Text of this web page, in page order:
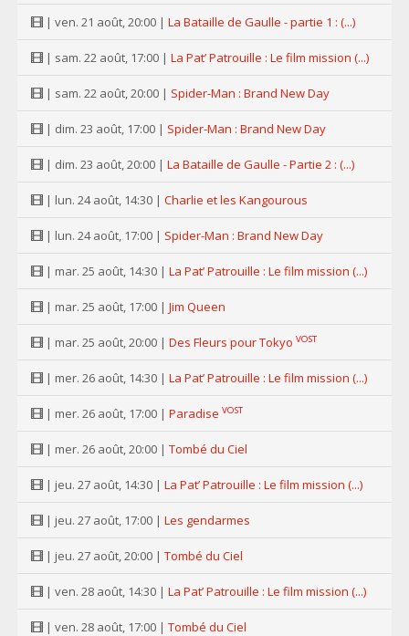
| ven. 21 août, 20:00 | La Bataille de Gaulle - partie 1 : (...)
| sam. 22 août, 17:00 | La Pat’ Patrouille : Le film mission (...)
| sam. 22 août, 20:00 | Spider-Man : Brand New Day
| dim. 23 août, 17:00 | Spider-Man : Brand New Day
| dim. 23 août, 20:00 | La Bataille de Gaulle - Partie 2 : (...)
| lun. 24 août, 14:30 | Charlie et les Kangourous
| lun. 24 août, 17:00 | Spider-Man : Brand New Day
| mar. 25 août, 14:30 | La Pat’ Patrouille : Le film mission (...)
| mar. 25 août, 17:00 | Jim Queen
| mar. 25 août, 20:00 | Des Fleurs pour Tokyo VOST
| mer. 26 août, 14:30 | La Pat’ Patrouille : Le film mission (...)
| mer. 26 août, 17:00 | Paradise VOST
| mer. 26 août, 20:00 | Tombé du Ciel
| jeu. 27 août, 14:30 | La Pat’ Patrouille : Le film mission (...)
| jeu. 27 août, 17:00 | Les gendarmes
| jeu. 27 août, 20:00 | Tombé du Ciel
| ven. 28 août, 14:30 | La Pat’ Patrouille : Le film mission (...)
| ven. 28 août, 17:00 | Tombé du Ciel